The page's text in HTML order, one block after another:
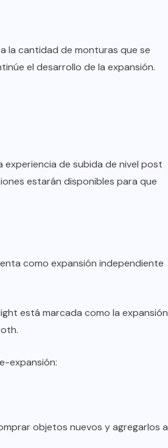
la cantidad de monturas que se
el desarrollo de la expansión.
de subida de nivel post
estarán disponibles para que
como expansión independiente
está marcada como la expansión
expansión:
objetos nuevos y agregarlos a